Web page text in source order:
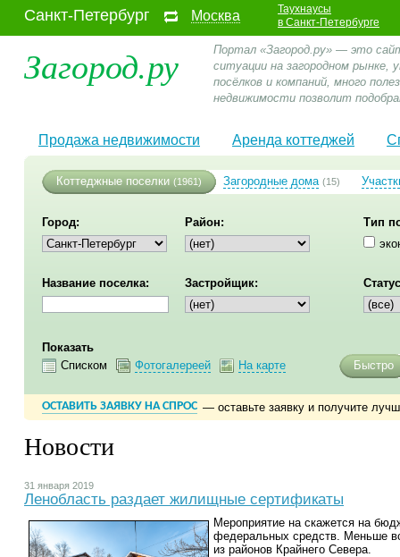
Санкт-Петербург Москва
Таухнаусы
в Санкт-Петербурге
Загород.ру
Портал «Загород.ру» — это
ситуации на загородном
посёлков и компаний, много
недвижимости позволит
Продажа недвижимости Аренда коттеджей
Коттеджные поселки (1961) Загородные дома (15)
Город: Район:
Тип
Название поселка: Застройщик:
Показать
Списком
Фотогалереей На карте Быстро
ОСТАВИТЬ ЗАЯВКУ НА СПРОС — оставьте заявку и получите
Новости
31 января 2019
Ленобласть раздает жилищные сертификаты
Мероприятие на скажется на
федеральных средств. Меньше
из районов Крайнего Севера.